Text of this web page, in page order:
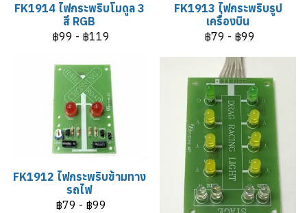
FK1914 ไฟกระพริบโมดูล 3
สี RGB
฿99 - ฿119
FK1913 ไฟกระพริบรูป
เครื่องบิน
฿79 - ฿99
FK1912 ไฟกระพริบข้ามทาง
รถไฟ
฿79 - ฿99